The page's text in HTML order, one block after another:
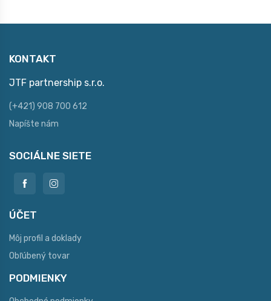
KONTAKT
JTF partnership s.r.o.
(+421) 908 700 612
Napíšte nám
SOCIÁLNE SIETE
ÚČET
Môj profil a doklady
Obľúbený tovar
PODMIENKY